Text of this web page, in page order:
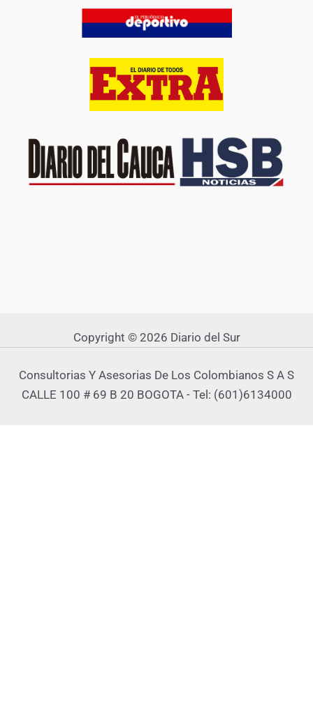
Copyright © 2026 Diario del Sur
Consultorias Y Asesorias De Los Colombianos S A S
CALLE 100 # 69 B 20 BOGOTA - Tel: (601)6134000